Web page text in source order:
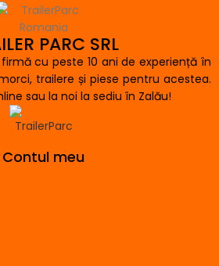
PARC SRL
firmă cu peste 10 ani de experiență în
trailere și piese pentru acestea.
sau la noi la sediu în Zalău!
Contul meu